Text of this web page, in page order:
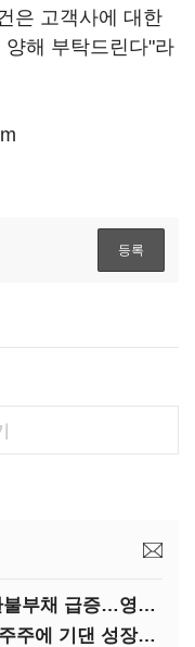
은 고객사에 대한
해 부탁드린다"라
[IB토마토]경동제약, 알포틴 환불부채 급증…영업이익 30% 잠식
[IB토마토]아미노로직스, 최대주주에 기댄 성장…높은 의존도 '양날의 검'